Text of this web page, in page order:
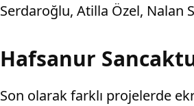
Serdaroğlu, Atilla Özel, Nalan
Hafsanur
Son olarak farklı projelerde